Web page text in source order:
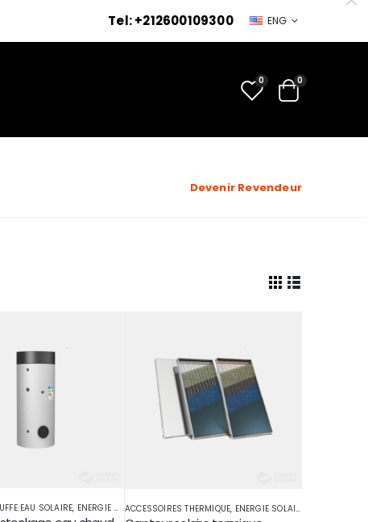
Tel: +212600109300 ENG
0 0
Devenir Revendeur
EAU SOLAIRE, ENERGIE SOLAIRE THERMIQUE ACCESSOIRES THERMIQUE, ENERGIE SOLAIRE THERMIQUE